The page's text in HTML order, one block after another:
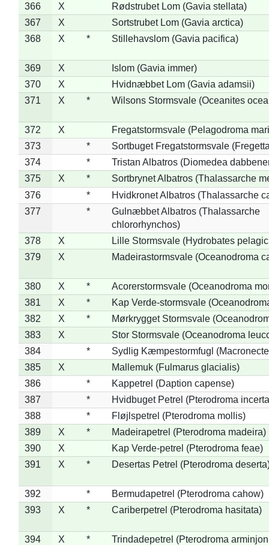
366
X
Rødstrubet Lom (Gavia stellata)
367
X
Sortstrubet Lom (Gavia arctica)
368
X * Stillehavslom (Gavia pacifica)
369 X
Islom (Gavia immer)
370
X
Hvidnæbbet Lom (Gavia adamsii)
371
X * Wilsons Stormsvale (Oceanites
372 X
Fregatstormsvale (Pelagodroma
373
*
Sortbuget Fregatstormsvale
374
*
Tristan Albatros (Diomedea
375
X *
Sortbrynet Albatros (Thalassarche
376
*
Hvidkronet Albatros (Thalassarche
377
*
Gulnæbbet Albatros (Thalassarche
chlororhynchos)
378
X
Lille Stormsvale (Hydrobates
379
X Madeirastormsvale (Oceanodroma
380 X *
Acorerstormsvale (Oceanodroma
381
X *
Kap Verde-stormsvale
382
X *
Mørkrygget Stormsvale
383
X
Stor Stormsvale (Oceanodroma
384
*
Sydlig Kæmpestormfugl
385
X
Mallemuk (Fulmarus glacialis)
386
*
Kappetrel (Daption capense)
387
*
Hvidbuget Petrel (Pterodroma
388
*
Fløjlspetrel (Pterodroma mollis)
389
X *
Madeirapetrel (Pterodroma madeira)
390
X
Kap Verde-petrel (Pterodroma feae)
391
X * Desertas Petrel (Pterodroma
392 *
Bermudapetrel (Pterodroma cahow)
393
X * Cariberpetrel (Pterodroma hasitata)
394 X *
Trindadepetrel (Pterodroma